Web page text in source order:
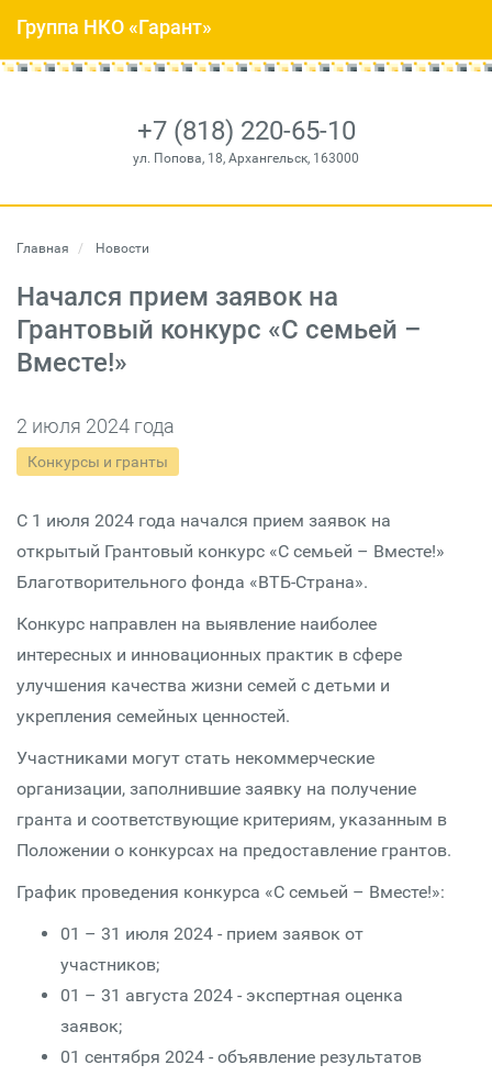
+7 (818) 220-65-10
ул. Попова, 18, Архангельск, 163000
Группа НКО «Гарант»
Главная Новости
Начался прием заявок на
Грантовый конкурс «С семьей –
Вместе!»
2 июля 2024 года
Конкурсы и гранты
С 1 июля 2024 года начался прием заявок на
открытый Грантовый конкурс «С семьей – Вместе!»
Благотворительного фонда «ВТБ-Страна».
Конкурс направлен на выявление наиболее
интересных и инновационных практик в сфере
улучшения качества жизни семей с детьми и
укрепления семейных ценностей.
Участниками могут стать некоммерческие
организации, заполнившие заявку на получение
гранта и соответствующие критериям, указанным в
Положении о конкурсах на предоставление грантов.
График проведения конкурса «С семьей – Вместе!»:
01 – 31 июля 2024 - прием заявок от
участников;
01 – 31 августа 2024 - экспертная оценка
заявок;
01 сентября 2024 - объявление результатов